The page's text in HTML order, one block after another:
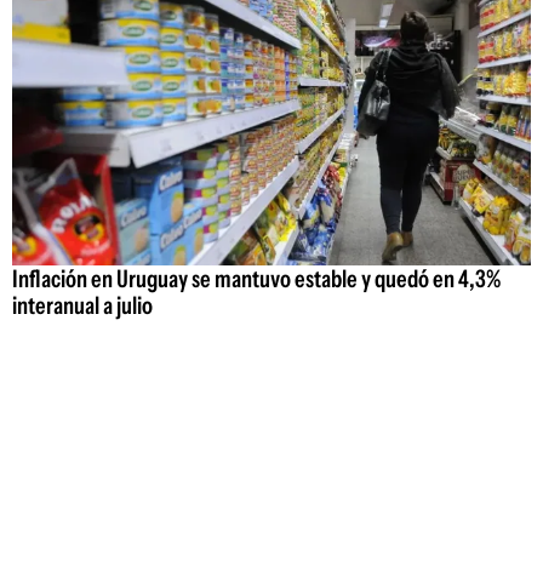
Inflación en Uruguay se mantuvo estable y quedó en 4,3%
interanual a julio